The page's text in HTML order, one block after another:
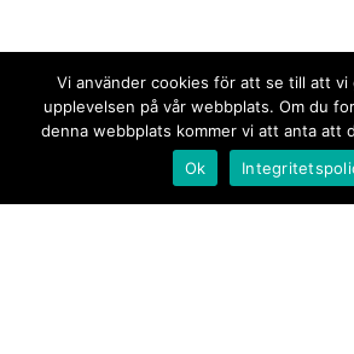
Vi använder cookies för att se till att vi
upplevelsen på vår webbplats. Om du
denna webbplats kommer vi att anta att
Ok